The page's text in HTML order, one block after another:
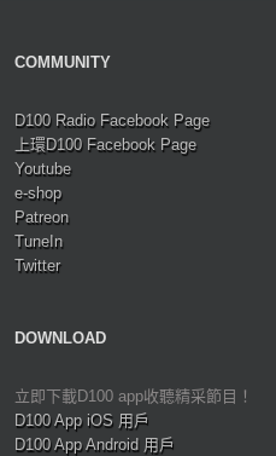
COMMUNITY
D100 Radio Facebook Page
上環D100 Facebook Page
Youtube
e-shop
Patreon
TuneIn
Twitter
DOWNLOAD
立即下載D100 app收聽精采節目！
D100 App iOS 用戶
D100 App Android 用戶